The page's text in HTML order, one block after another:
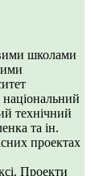
школами
національний
технічний
та ін.
проектах
Проекти